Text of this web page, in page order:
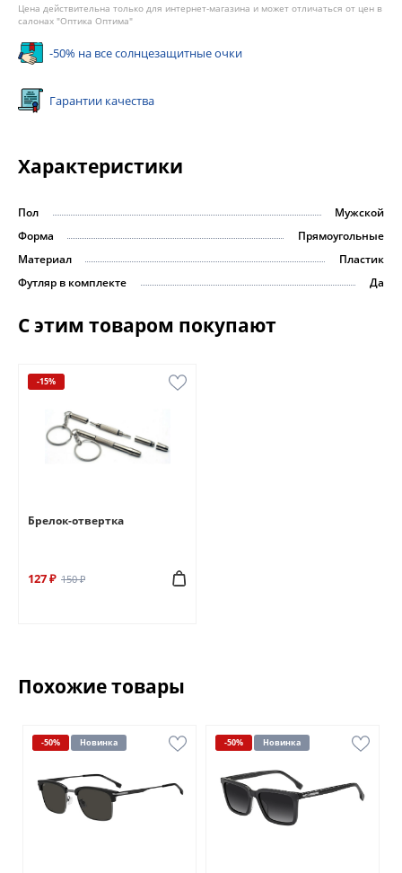
Цена действительна только для интернет-магазина и может отличаться от цен в
салонах "Оптика Оптима"
-50% на все солнцезащитные очки
Гарантии качества
Характеристики
Пол
Мужской
Форма
Прямоугольные
Материал
Пластик
Футляр в комплекте
Да
С этим товаром покупают
-15%
Брелок-отвертка
127 ₽ 150 ₽
Похожие товары
-50% Новинка -50% Новинка